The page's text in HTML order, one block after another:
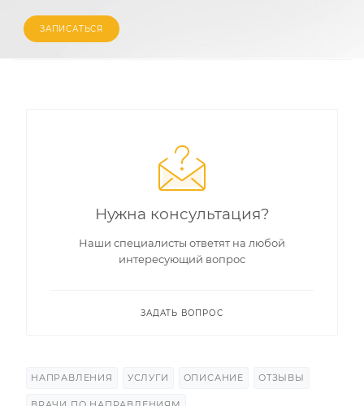
ЗАПИСАТЬСЯ
Нужна консультация?
Наши специалисты ответят на любой
интересующий вопрос
ЗАДАТЬ ВОПРОС
НАПРАВЛЕНИЯ УСЛУГИ ОПИСАНИЕ ОТЗЫВЫ